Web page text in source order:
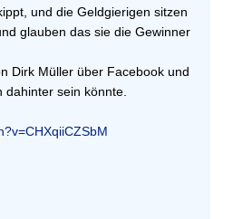
und die Geldgierigen sitzen
glauben das sie die Gewinner
Dirk Müller über Facebook und
sein könnte.